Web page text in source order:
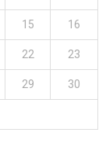
15 16
22 23
29 30